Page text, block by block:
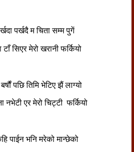
पर्खदै म चिता सम्म पुगें
टाँ सिएर मेरो खरानी फर्कियो
पछि तिमि भेटिए झैं लाग्यो
नभेटी एर मेरो चिट्टी फर्कियो
पाईन भनि मरेको मान्छेको